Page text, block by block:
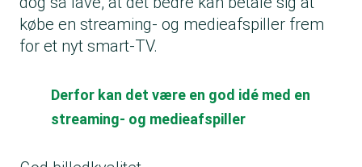
købe en streaming- og medieafspiller frem
for et nyt smart-TV.
Derfor kan det være en god idé med en
streaming- og medieafspiller